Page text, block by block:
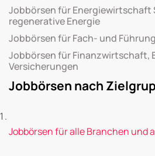
Jobbörsen für Energiewirtschaft
regenerative Energie
Jobbörsen für Fach- und
Jobbörsen für Finanzwirtschaft,
Versicherungen
Jobbörsen nach
Jobbörsen für alle Branchen und